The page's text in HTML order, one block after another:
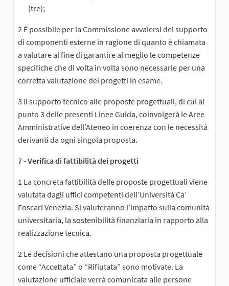
(tre);
2 È possibile per la Commissione avvalersi del supporto
di componenti esterne in ragione di quanto è chiamata
a valutare al fine di garantire al meglio le competenze
specifiche che di volta in volta sono necessarie per una
corretta valutazione dei progetti in esame.
3 Il supporto tecnico alle proposte progettuali, di cui al
punto 3 delle presenti Linee Guida, coinvolgerà le Aree
Amministrative dell’Ateneo in coerenza con le necessità
derivanti da ogni singola proposta.
7 - Verifica di fattibilità dei progetti
1 La concreta fattibilità delle proposte progettuali viene
valutata dagli uffici competenti dell’Università Ca’
Foscari Venezia. Si valuteranno l’impatto sulla comunità
universitaria, la sostenibilità finanziaria in rapporto alla
realizzazione tecnica.
2 Le decisioni che attestano una proposta progettuale
come “Accettata” o “Rifiutata” sono motivate. La
valutazione ufficiale verrà comunicata alle persone